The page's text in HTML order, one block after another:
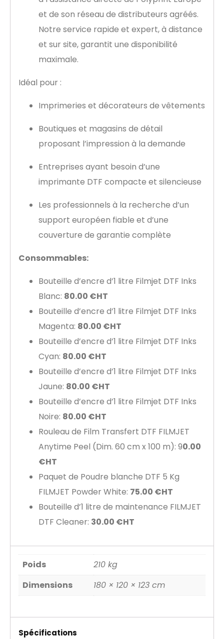
et de son réseau de distributeurs agréés.
Notre service rapide et expert, à distance
et sur site, garantit une disponibilité
maximale.
Idéal pour :
Imprimeries et décorateurs de vêtements
Boutiques et magasins de détail
proposant l’impression à la demande
Entreprises ayant besoin d’une
imprimante DTF compacte et silencieuse
Les professionnels à la recherche d’un
support européen fiable et d’une
couverture de garantie complète
Consommables:
Bouteille d’encre d’1 litre Filmjet DTF Inks
Blanc: 80.00 €HT
Bouteille d’encre d’1 litre Filmjet DTF Inks
Magenta: 80.00 €HT
Bouteille d’encre d’1 litre Filmjet DTF Inks
Cyan: 80.00 €HT
Bouteille d’encre d’1 litre Filmjet DTF Inks
Jaune: 80.00 €HT
Bouteille d’encre d’1 litre Filmjet DTF Inks
Noire: 80.00 €HT
Rouleau de Film Transfert DTF FILMJET
Anytime Peel (Dim. 60 cm x 100 m): 90.00
€HT
Paquet de Poudre blanche DTF 5 Kg
FILMJET Powder White: 75.00 €HT
Bouteille d’1 litre de maintenance FILMJET
DTF Cleaner: 30.00 €HT
Poids
210 kg
Dimensions
180 × 120 × 123 cm
Spécifications